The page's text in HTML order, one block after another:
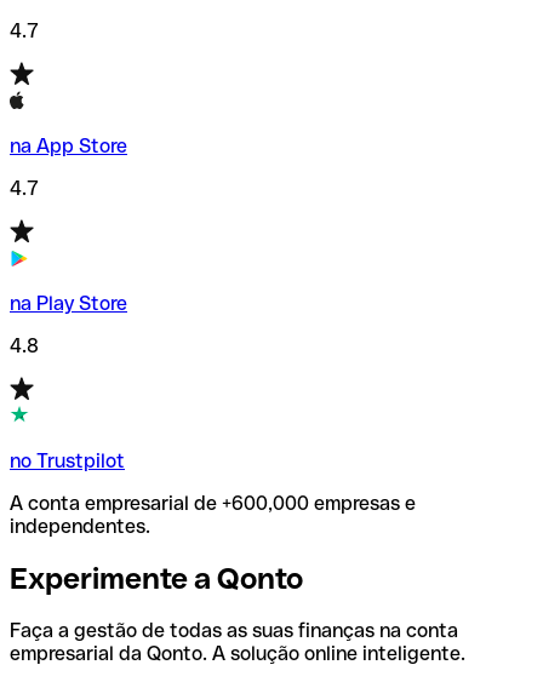
4.7
na App Store
4.7
na Play Store
4.8
no Trustpilot
A conta empresarial de +600,000 empresas e
independentes.
Experimente a Qonto
Faça a gestão de todas as suas finanças na conta
empresarial da Qonto. A solução online inteligente.